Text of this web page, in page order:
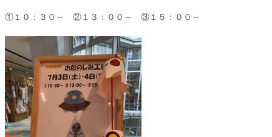
①１０：３０～ ②１３：００～ ③１５：００～